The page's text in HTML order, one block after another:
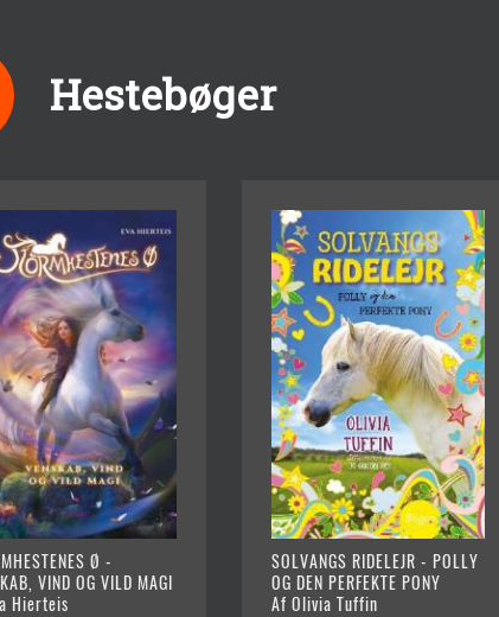
Hestebøger
Ø -
VIND OG VILD MAGI
Hierteis
SOLVANGS RIDELEJR - POLLY
OG DEN PERFEKTE PONY
Af Olivia Tuffin